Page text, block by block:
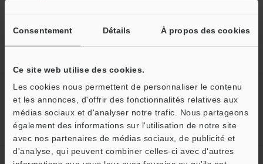
Consentement Détails À propos des cookies
Ce site web utilise des cookies.
Les cookies nous permettent de personnaliser le contenu
et les annonces, d'offrir des fonctionnalités relatives aux
médias sociaux et d'analyser notre trafic. Nous partageons
également des informations sur l'utilisation de notre site
avec nos partenaires de médias sociaux, de publicité et
d'analyse, qui peuvent combiner celles-ci avec d'autres
Créez votre compte KEYENCE
Inscrivez-vous maintenant!